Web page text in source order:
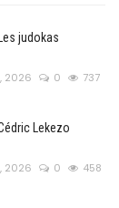
judokas
2026 0 737
Lekezo
2026 0 458